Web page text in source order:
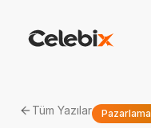
Tüm Yazılar Pazarlama